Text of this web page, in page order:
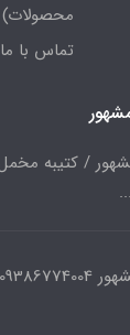
محصولات)
تماس با ما
/ کتیبه